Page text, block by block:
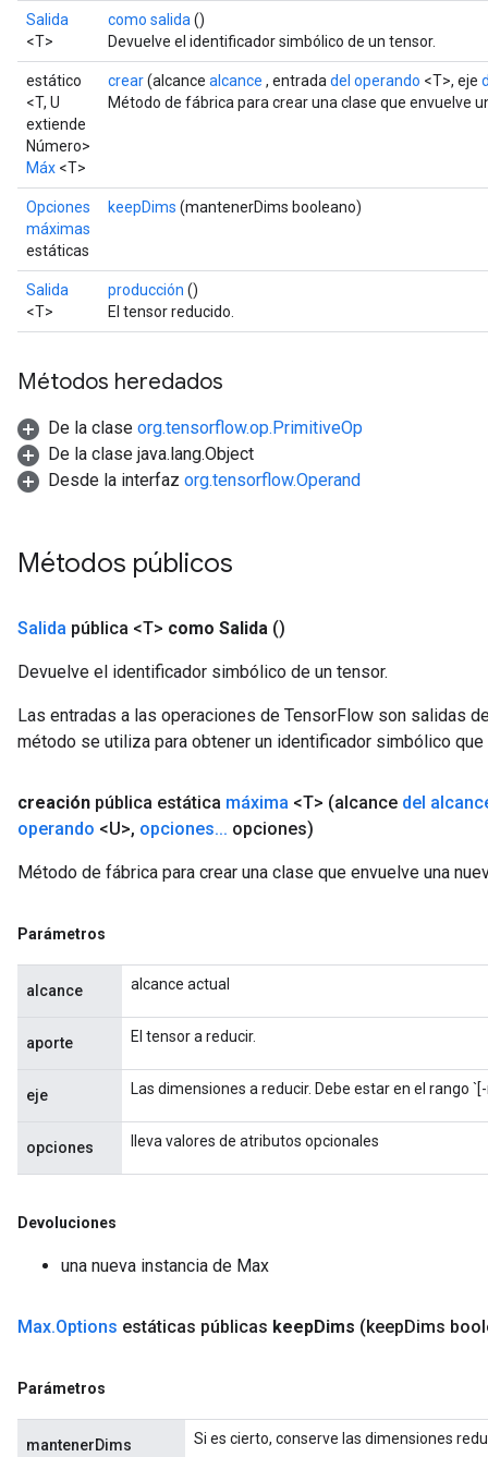
Salida
<T>
como salida ()
Devuelve el identificador simbólico de un tensor.
estático
<T, U
extiende
Número>
Máx <T>
crear(alcance alcance , entrada del operando <T>, eje
Método de fábrica para crear una clase que envuelve
Opciones
máximas
estáticas
keepDims (mantenerDims booleano)
Salida
<T>
producción ()
El tensor reducido.
Métodos heredados
De la clase org.tensorflow.op.PrimitiveOp
De la clase java.lang.Object
Desde la interfaz org.tensorflow.Operand
Métodos públicos
Salida pública <T> como Salida ()
Devuelve el identificador simbólico de un tensor.
Las entradas a las operaciones de TensorFlow son salidas
método se utiliza para obtener un identificador simbólico
creación pública estática máxima <T> (alcance del
operando <U>, opciones... opciones)
Método de fábrica para crear una clase que envuelve una
Parámetros
alcance alcance actual
aporte El tensor a reducir.
eje Las dimensiones a reducir. Debe estar en el rango
opciones lleva valores de atributos opcionales
Devoluciones
una nueva instancia de Max
Max.Options estáticas públicas keepDims (keepDims
Parámetros
mantenerDims Si es cierto, conserve las dimensiones